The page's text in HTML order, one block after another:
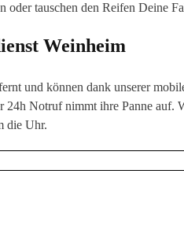
tauschen den Reifen Deine
Weinheim
und können dank unserer
24h Notruf nimmt ihre Panne auf.
die Uhr.